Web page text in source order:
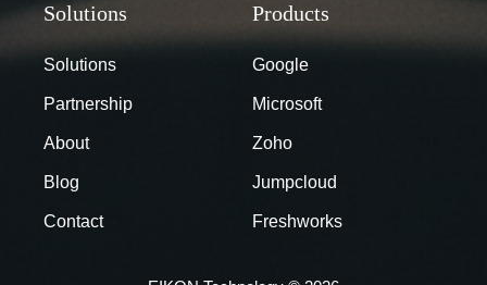
walau seluruh
bersifat online.
Google for
baru yang
Solutions
Partnership
About
Blog
Contact
Google
Microsoft
Zoho
Jumpcloud
Freshworks